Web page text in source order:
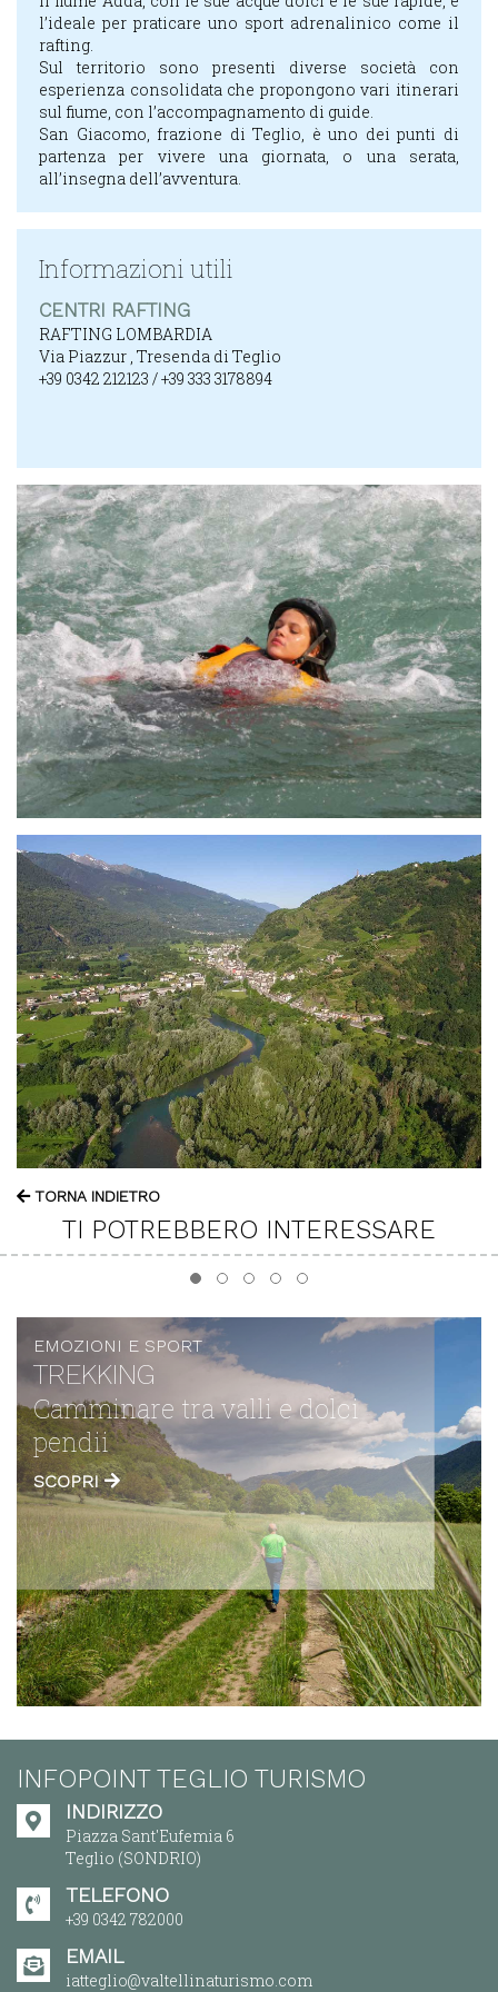
COME
ARRIVARE
INFORMAZIONI
UTILI
ITA
l’ideale per praticare uno sport adrenalinico come il
rafting.
Sul territorio sono presenti diverse società con
esperienza consolidata che propongono vari itinerari
sul fiume, con l’accompagnamento di guide.
San Giacomo, frazione di Teglio, è uno dei punti di
partenza per vivere una giornata, o una serata,
all’insegna dell’avventura.
Informazioni utili
CENTRI RAFTING
RAFTING LOMBARDIA
Via Piazzur , Tresenda di Teglio
+39 0342 212123 / +39 333 3178894
TORNA INDIETRO
TI POTREBBERO INTERESSARE
EMOZIONI E SPORT
BICICLETTA
Pedalare su morbide curve o
freschi sentieri
SCOPRI
INFOPOINT TEGLIO TURISMO
INDIRIZZO
Piazza Sant'Eufemia 6
Teglio (SONDRIO)
TELEFONO
+39 0342 782000
EMAIL
iatteglio@valtellinaturismo.com